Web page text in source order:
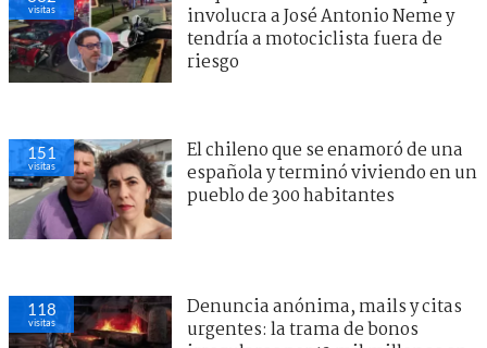
visitas
involucra a José Antonio Neme y
tendría a motociclista fuera de
riesgo
151
visitas
El chileno que se enamoró de una
española y terminó viviendo en un
pueblo de 300 habitantes
118
visitas
Denuncia anónima, mails y citas
urgentes: la trama de bonos